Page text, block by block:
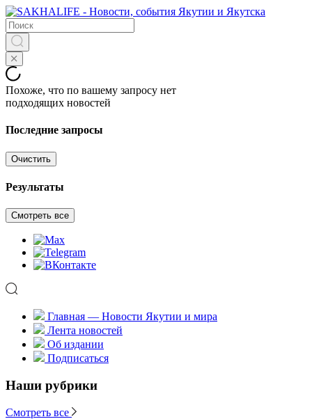
Похоже, что по вашему запросу нет
подходящих новостей
Последние запросы
Очистить
Результаты
Смотреть все
Главная — Новости Якутии и мира
Лента новостей
Об издании
Подписаться
Наши рубрики
Смотреть все